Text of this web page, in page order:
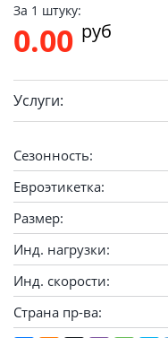
За 1 штуку:
0.00 pуб
Услуги:
Сезонность:
Евроэтикетка:
Размер:
Инд. нагрузки:
Инд. скорости:
Страна пр-ва: